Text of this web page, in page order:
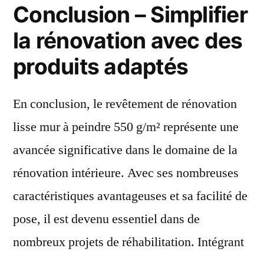
Conclusion – Simplifier
la rénovation avec des
produits adaptés
En conclusion, le revêtement de rénovation
lisse mur à peindre 550 g/m² représente une
avancée significative dans le domaine de la
rénovation intérieure. Avec ses nombreuses
caractéristiques avantageuses et sa facilité de
pose, il est devenu essentiel dans de
nombreux projets de réhabilitation. Intégrant